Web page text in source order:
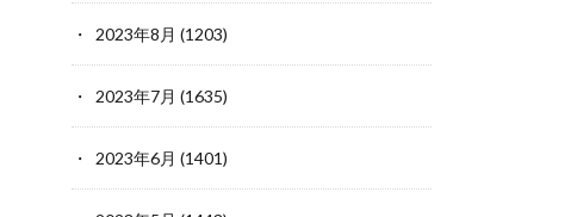
2023年8月 (1203)
2023年7月 (1635)
2023年6月 (1401)